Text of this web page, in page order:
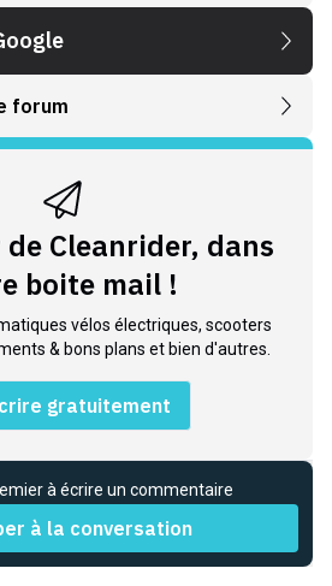
forum
Cleanrider, dans
boite mail !
vélos électriques, scooters
& bons plans et bien d'autres.
gratuitement
à écrire un commentaire
à la conversation